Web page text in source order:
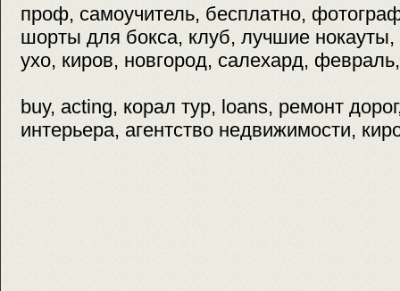
проф, самоучитель, бесплатно,
шорты для бокса, клуб, лучшие нокауты,
ухо, киров, новгород, салехард,
buy, acting, корал тур, loans, ремонт
интерьера, агентство недвижимости,